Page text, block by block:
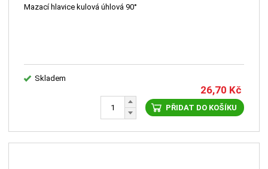
Mazací hlavice kulová úhlová 90°
Skladem
26,70 Kč
PŘIDAT DO KOŠÍKU